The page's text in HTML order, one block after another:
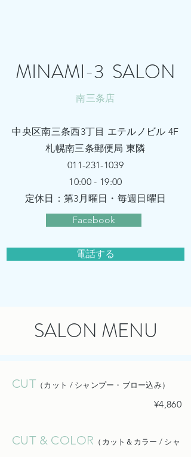
MINAMI-3 SALON
南三条店
中央区南三条西3丁目 エテルノビル 4F
​札幌南三条郵便局 東隣
011-231-1039
10:00 - 19:00
定休日：第3月曜日・毎週日曜日
Facebook
電話する
SALON MENU
CUT （カット / シャンプー・ブロー込み）
¥4,860
CUT & COLOR （カット＆カラー / シャ